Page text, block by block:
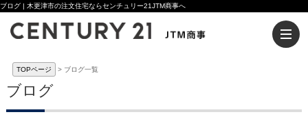
ブログ | 木更津市の注文住宅ならセンチュリー21JTM商事へ
TOPページ ブログ一覧
ブログ